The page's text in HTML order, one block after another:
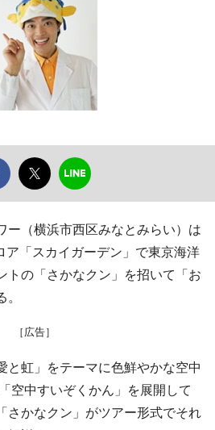
（横浜市西区みなとみらい）は
ア「スカイガーデン」で東京海洋
トの「さかなクン」を招いて「お
［広告］
虹」をテーマに色鮮やかな空中
空中すいぞくかん」を展開して
さかなクン」がツアー形式でそれ